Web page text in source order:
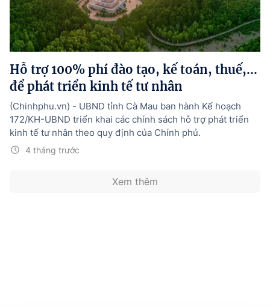
Chính sách và cuộc sống
Hướng dẫn thực hiện chính sách
Phát triển kinh tế tư nhân và doanh nghiệp dân tộc
Ocop và chuỗi giá trị Nông sản
Kinh tế tư nhân
Hỗ trợ 100% phí đào tạo, kế toán, thuế,...
để phát triển kinh tế tư nhân
4 tháng trước
(Chinhphu.vn) - UBND tỉnh Cà Mau ban hành Kế hoạch
172/KH-UBND triển khai các chính sách hỗ trợ phát triển
kinh tế tư nhân theo quy định của Chính phủ.
Xem thêm